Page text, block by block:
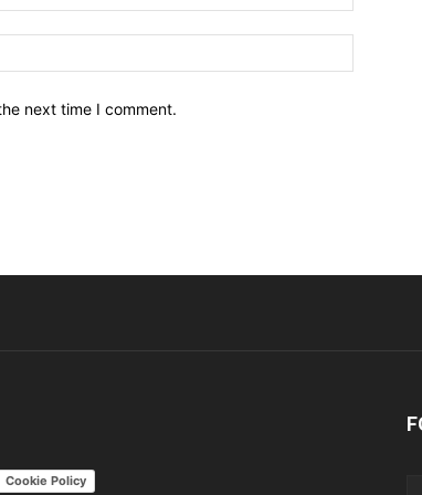
next time I comment.
Cookie Policy